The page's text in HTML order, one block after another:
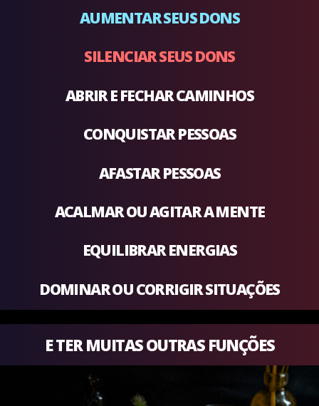
AUMENTAR SEUS DONS
SILENCIAR SEUS DONS
ABRIR E FECHAR CAMINHOS
CONQUISTAR PESSOAS
AFASTAR PESSOAS
ACALMAR OU AGITAR A MENTE
EQUILIBRAR ENERGIAS
DOMINAR OU CORRIGIR SITUAÇÕES
E TER MUITAS OUTRAS FUNÇÕES